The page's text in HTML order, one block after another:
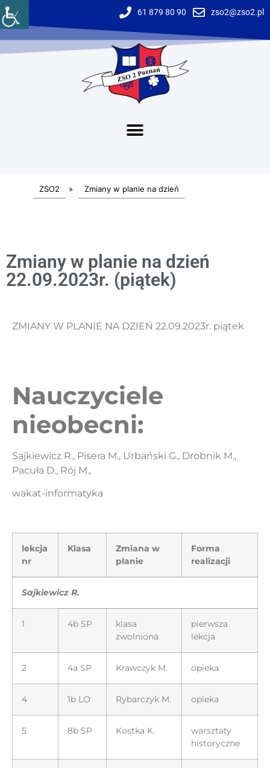
61 879 80 90 zso2@zso2.pl
ZSO2 » Zmiany w planie na dzień
Zmiany w planie na dzień
22.09.2023r. (piątek)
ZMIANY W PLANIE NA DZIEŃ 22.09.2023r. piątek
Nauczyciele
nieobecni:
Sajkiewicz R., Pisera M., Urbański G., Drobnik M.,
Pacuła D., Rój M.,
wakat-informatyka
lekcja
nr
Klasa
Zmiana w
planie
Forma
realizacji
Sajkiewicz R.
1 4b SP
klasa
zwolniona
pierwsza
lekcja
2 4a SP Krawczyk M. opieka
4 1b LO Rybarczyk M. opieka
5 8b SP Kostka K.
warsztaty
historyczne